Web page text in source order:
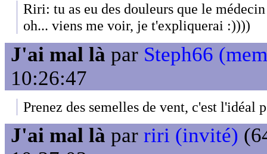
Riri: tu as eu des douleurs que le
oh... viens me voir, je t'expliquerai :))))
J'ai mal là par Steph66
10:26:47
Prenez des semelles de vent, c'est l'idéal
J'ai mal là par riri (invité)